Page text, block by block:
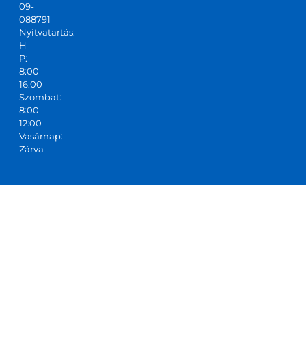
09-
088791
Nyitvatartás:
H-
P:
8:00-
16:00
Szombat:
8:00-
12:00
Vasárnap:
Zárva